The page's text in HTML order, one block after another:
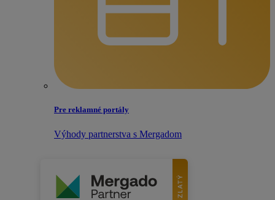
Pre reklamné portály
Výhody partnerstva s Mergadom